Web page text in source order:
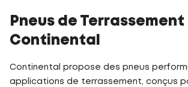
Pneus de Terrassement
Continental
Continental propose des pneus
applications de terrassement, conçus